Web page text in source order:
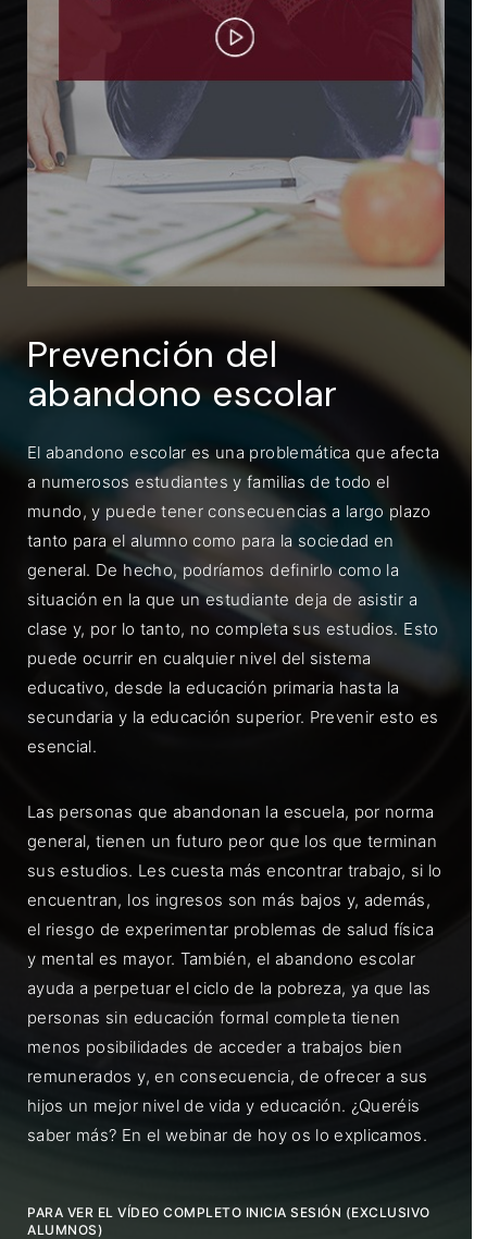
Prevención del
abandono escolar
El abandono escolar es una problemática que afecta
a numerosos estudiantes y familias de todo el
mundo, y puede tener consecuencias a largo plazo
tanto para el alumno como para la sociedad en
general. De hecho, podríamos definirlo como la
situación en la que un estudiante deja de asistir a
clase y, por lo tanto, no completa sus estudios. Esto
puede ocurrir en cualquier nivel del sistema
educativo, desde la educación primaria hasta la
secundaria y la educación superior. Prevenir esto es
esencial.
Las personas que abandonan la escuela, por norma
general, tienen un futuro peor que los que terminan
sus estudios. Les cuesta más encontrar trabajo, si lo
encuentran, los ingresos son más bajos y, además,
el riesgo de experimentar problemas de salud física
y mental es mayor. También, el abandono escolar
ayuda a perpetuar el ciclo de la pobreza, ya que las
personas sin educación formal completa tienen
menos posibilidades de acceder a trabajos bien
remunerados y, en consecuencia, de ofrecer a sus
hijos un mejor nivel de vida y educación. ¿Queréis
saber más? En el webinar de hoy os lo explicamos.
PARA VER EL VÍDEO COMPLETO INICIA SESIÓN (EXCLUSIVO
ALUMNOS)
ENTRAR
Recuérdame